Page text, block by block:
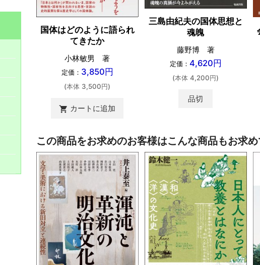
国体はどのように語られ
てきたか
小林敏男 著
定価： 3,850円
(本体 3,500円)
shopping_cart カートに追加
三島由紀夫の国体思想と
魂魄
藤野博 著
定価： 4,620円
(本体 4,200円)
品切
この商品をお求めのお客様はこんな商品もお求め